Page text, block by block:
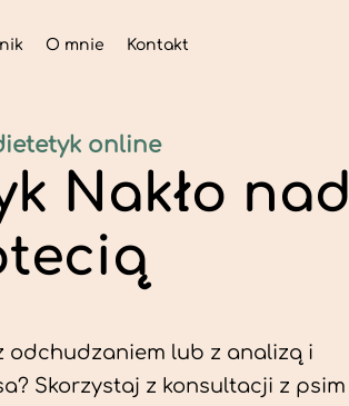
O mnie Kontakt
Nakło nad
odchudzaniem lub z analizą i
Skorzystaj z konsultacji z psim
online